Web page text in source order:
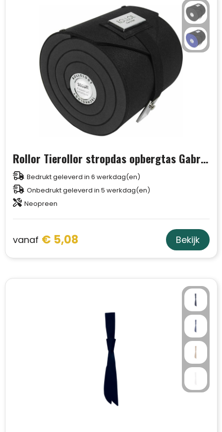
Rollor Tierollor stropdas opbergtas Gabriella
Bedrukt geleverd in 6 werkdag(en)
Onbedrukt geleverd in 5 werkdag(en)
Neopreen
vanaf € 5,08 Bekijk